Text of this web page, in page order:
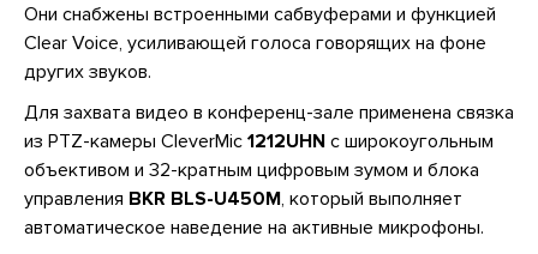
Они снабжены встроенными сабвуферами и функцией
Clear Voice, усиливающей голоса говорящих на фоне
других звуков.
Для захвата видео в конференц-зале применена связка
из PTZ-камеры CleverMic 1212UHN с широкоугольным
объективом и 32-кратным цифровым зумом и блока
управления BKR BLS-U450M, который выполняет
автоматическое наведение на активные микрофоны.